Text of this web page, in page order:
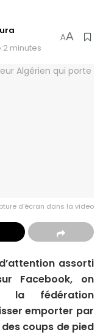
minutes
AA
d'écran dans la video
assorti
Facebook, on
la fédération
emporter par
coups de pied